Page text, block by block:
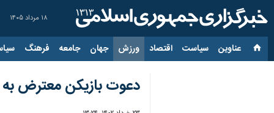
۱۸ مرداد ۱۴۰۵
عناوین‌ سیاست اقتصاد ورزش جهان جامعه فرهنگ
دعوت بازیکن معترض